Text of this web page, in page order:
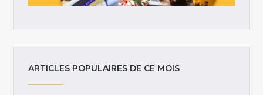
ARTICLES POPULAIRES DE CE MOIS